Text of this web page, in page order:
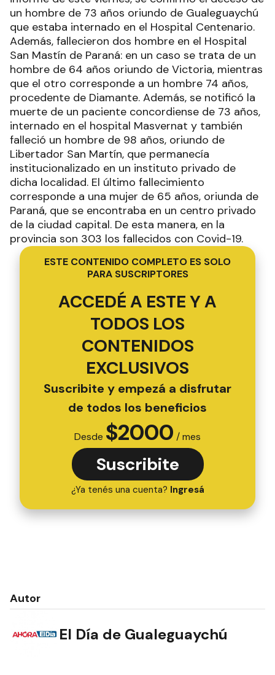
un hombre de 73 años oriundo de Gualeguaychú
que estaba internado en el Hospital Centenario.
Además, fallecieron dos hombre en el Hospital
San Mastín de Paraná: en un caso se trata de un
hombre de 64 años oriundo de Victoria, mientras
que el otro corresponde a un hombre 74 años,
procedente de Diamante. Además, se notificó la
muerte de un paciente concordiense de 73 años,
internado en el hospital Masvernat y también
falleció un hombre de 98 años, oriundo de
Libertador San Martín, que permanecía
institucionalizado en un instituto privado de
dicha localidad. El último fallecimiento
corresponde a una mujer de 65 años, oriunda de
Paraná, que se encontraba en un centro privado
de la ciudad capital. De esta manera, en la
provincia son 303 los fallecidos con Covid-19.
ESTE CONTENIDO COMPLETO ES SOLO
PARA SUSCRIPTORES
ACCEDÉ A ESTE Y A
TODOS LOS
CONTENIDOS
EXCLUSIVOS
Suscribite y empezá a disfrutar
de todos los beneficios
Desde $2000 / mes
Suscribite
¿Ya tenés una cuenta? Ingresá
Autor
El Día de Gualeguaychú